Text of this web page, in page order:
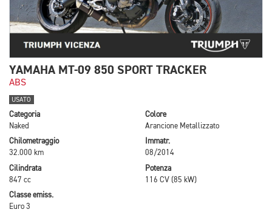
YAMAHA MT-09 850 SPORT TRACKER
ABS
USATO
Categoria
Naked
Colore
Arancione Metallizzato
Chilometraggio
32.000 km
Immatr.
08/2014
Cilindrata
847 cc
Potenza
116 CV (85 kW)
Classe emiss.
Euro 3